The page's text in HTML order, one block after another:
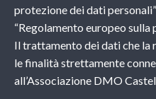
protezione dei dati
“Regolamento europeo
Il trattamento dei dati che la
le finalità strettamente
all’Associazione DMO